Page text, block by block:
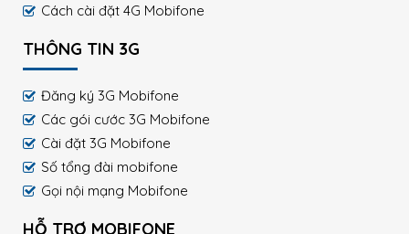
Cách cài đặt 4G Mobifone
THÔNG TIN 3G
Đăng ký 3G Mobifone
Các gói cước 3G Mobifone
Cài đặt 3G Mobifone
Số tổng đài mobifone
Gọi nội mạng Mobifone
HỖ TRỢ MOBIFONE